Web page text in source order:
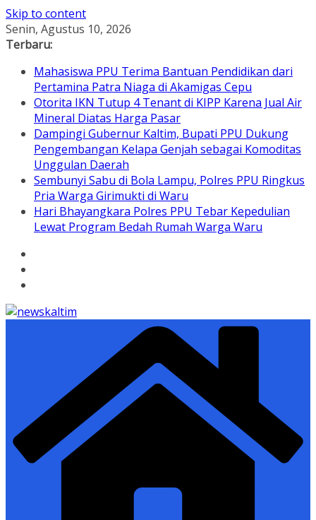
Skip to content
Senin, Agustus 10, 2026
Terbaru:
Mahasiswa PPU Terima Bantuan Pendidikan dari
Pertamina Patra Niaga di Akamigas Cepu
Otorita IKN Tutup 4 Tenant di KIPP Karena Jual Air
Mineral Diatas Harga Pasar
Dampingi Gubernur Kaltim, Bupati PPU Dukung
Pengembangan Kelapa Genjah sebagai Komoditas
Unggulan Daerah
Sembunyi Sabu di Bola Lampu, Polres PPU Ringkus
Pria Warga Girimukti di Waru
Hari Bhayangkara Polres PPU Tebar Kepedulian
Lewat Program Bedah Rumah Warga Waru